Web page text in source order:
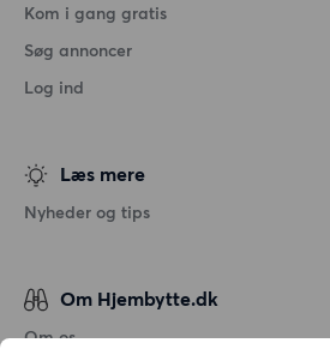
Kom i gang gratis
Søg annoncer
Log ind
Læs mere
Nyheder og tips
Om Hjembytte.dk
Om os